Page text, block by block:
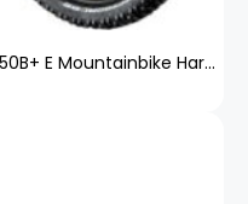
Atala B-Cross 27,5+ Zoll E-Bike 650B+ E Mountainbike Hardtail Pedelec Bosch